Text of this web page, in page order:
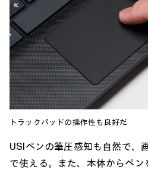
トラックパッドの操作性も良好だ
USIペンの筆圧感知も自然で、
で使える。また、本体からペ